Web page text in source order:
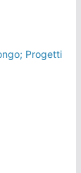
Progetti